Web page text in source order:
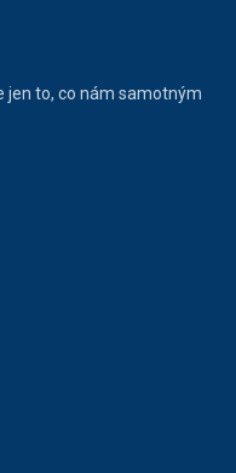
jen to, co nám samotným